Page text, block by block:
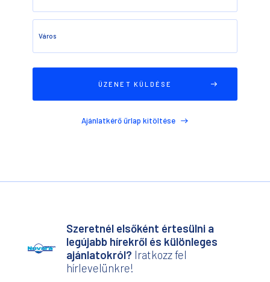
Város
Ajánlatkérő űrlap kitöltése
Szeretnél elsőként értesülni a
legújabb hírekről és különleges
ajánlatokról? Iratkozz fel
hírlevelünkre!